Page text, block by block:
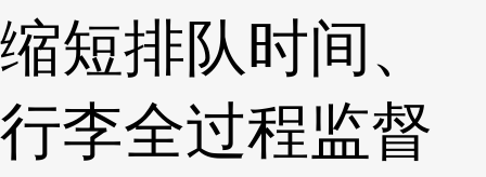
缩短排队时间、
行李全过程监督